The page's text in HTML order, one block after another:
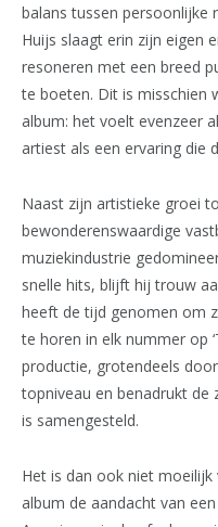
balans tussen persoonlijke
Huijs slaagt erin zijn eigen
resoneren met een breed
te boeten. Dit is misschien
album: het voelt evenzeer
artiest als een ervaring die
Naast zijn artistieke groei
bewonderenswaardige
muziekindustrie
snelle hits, blijft hij trouw
heeft de tijd genomen om
te horen in elk nummer op
productie, grotendeels
topniveau en benadrukt de
is samengesteld.
Het is dan ook niet
album de aandacht van